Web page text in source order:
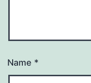
Name *